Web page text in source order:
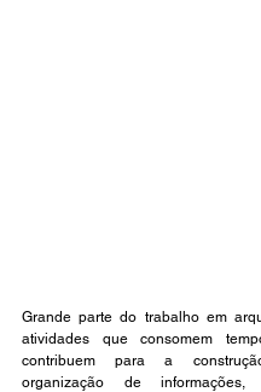
Grande parte do trabalho em
atividades que consomem
contribuem para a
organização de